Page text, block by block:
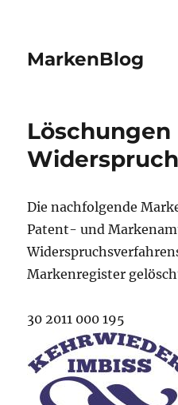
MarkenBlog
Löschungen
Widerspruch
Die nachfolgende
Patent- und
Markenregister
30 2011 000 195